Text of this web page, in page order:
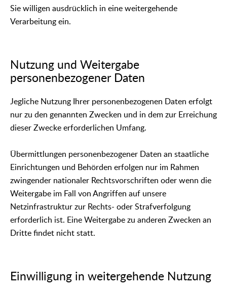
Sie willigen ausdrücklich in eine weitergehende
Verarbeitung ein.
Nutzung und Weitergabe
personenbezogener Daten
Jegliche Nutzung Ihrer personenbezogenen Daten erfolgt
nur zu den genannten Zwecken und in dem zur Erreichung
dieser Zwecke erforderlichen Umfang.
Übermittlungen personenbezogener Daten an staatliche
Einrichtungen und Behörden erfolgen nur im Rahmen
zwingender nationaler Rechtsvorschriften oder wenn die
Weitergabe im Fall von Angriffen auf unsere
Netzinfrastruktur zur Rechts- oder Strafverfolgung
erforderlich ist. Eine Weitergabe zu anderen Zwecken an
Dritte findet nicht statt.
Einwilligung in weitergehende Nutzung